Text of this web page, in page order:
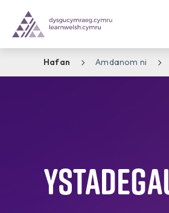
Hafan Amdanom ni